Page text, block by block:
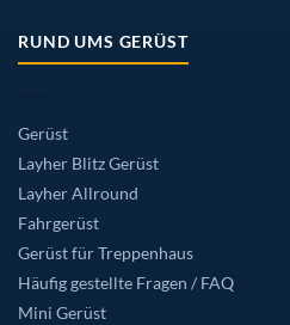
RUND UMS GERÜST
Gerüst
Layher Blitz Gerüst
Layher Allround
Fahrgerüst
Gerüst für Treppenhaus
Häufig gestellte Fragen / FAQ
Mini Gerüst